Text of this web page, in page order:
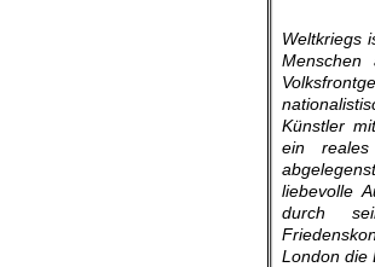
Weltkriegs
Künstler
ein
liebevolle
durch
London die